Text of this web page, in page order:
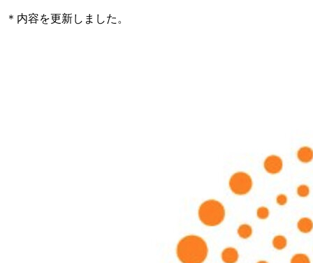
＊内容を更新しました。